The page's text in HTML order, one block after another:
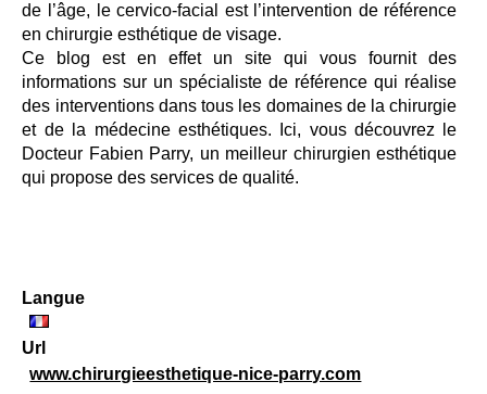
de l’âge, le cervico-facial est l’intervention de référence
en chirurgie esthétique de visage.
Ce blog est en effet un site qui vous fournit des
informations sur un spécialiste de référence qui réalise
des interventions dans tous les domaines de la chirurgie
et de la médecine esthétiques. Ici, vous découvrez le
Docteur Fabien Parry, un meilleur chirurgien esthétique
qui propose des services de qualité.
Langue
Url
www.chirurgieesthetique-nice-parry.com